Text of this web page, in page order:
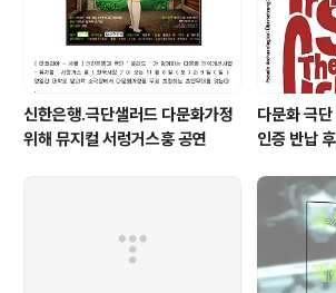
신한은행.극단샐러드 다문화가정
위해 뮤지컬 서렁거스훙 공연
다문화 극
인증 반납